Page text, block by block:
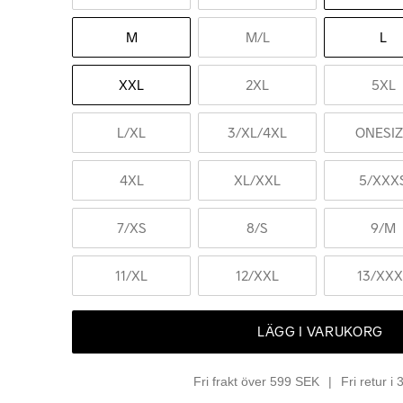
M M/L L
XXL 2XL 5XL
L/XL 3/XL/4XL
4XL XL/XXL 5/
7/XS 8/S 9/M
11/XL 12/XXL 13/
LÄGG I VARUKORG
Fri frakt över 599 SEK Fri retur i